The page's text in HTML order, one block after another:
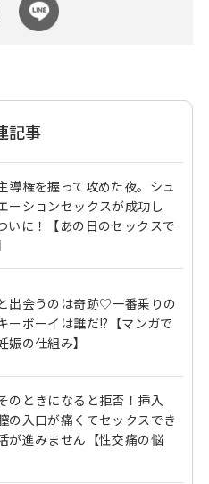
記事
導権を握って攻めた夜。シュ
ーションセックスが成功し
いに！【あの日のセックスで
出会うのは奇跡♡一番乗りの
ーボーイは誰だ!?【マンガで
娠の仕組み】
のときになると拒否！挿入
の入口が痛くてセックスでき
が進みません【性交痛の悩